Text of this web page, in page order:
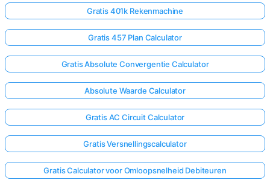
Gratis 401k Rekenmachine
Gratis 457 Plan Calculator
Gratis Absolute Convergentie Calculator
Absolute Waarde Calculator
Gratis AC Circuit Calculator
Gratis Versnellingscalculator
Gratis Calculator voor Omloopsnelheid Debiteuren